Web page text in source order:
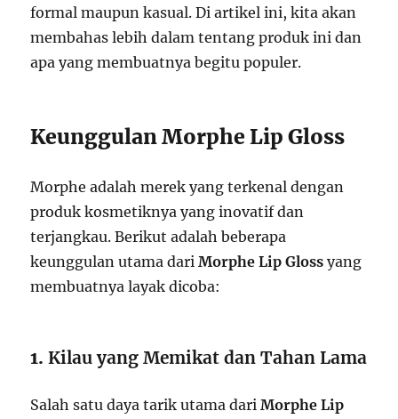
formal maupun kasual. Di artikel ini, kita akan
membahas lebih dalam tentang produk ini dan
apa yang membuatnya begitu populer.
Keunggulan Morphe Lip Gloss
Morphe adalah merek yang terkenal dengan
produk kosmetiknya yang inovatif dan
terjangkau. Berikut adalah beberapa
keunggulan utama dariMorphe Lip Gloss yang
membuatnya layak dicoba:
1.Kilau yang Memikat dan Tahan Lama
Salah satu daya tarik utama dariMorphe Lip